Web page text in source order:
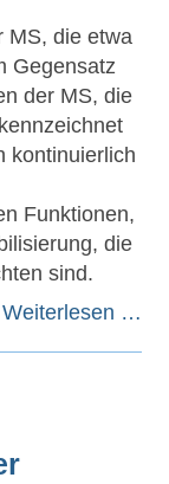
MS, die etwa
Gegensatz
der MS, die
kontinuierlich
Funktionen,
die
sind.
Weiterlesen …